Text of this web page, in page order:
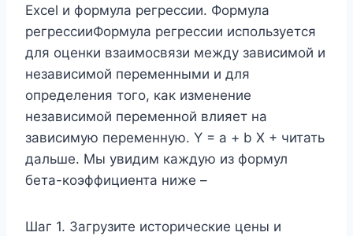
Excel и формула регрессии. Формула
регрессииФормула регрессии используется
для оценки взаимосвязи между зависимой и
независимой переменными и для
определения того, как изменение
независимой переменной влияет на
зависимую переменную. Y = a + b X + читать
дальше. Мы увидим каждую из формул
бета-коэффициента ниже –
Шаг 1. Загрузите исторические цены и